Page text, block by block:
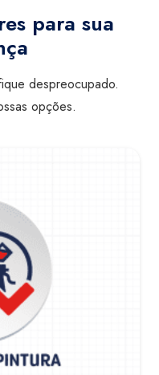
para sua
despreocupado.
opções.